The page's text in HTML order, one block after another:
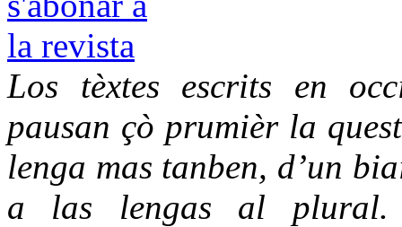
Los tèxtes escrits en
pausan çò prumièr la
lenga mas tanben, d’un
a las lengas al plural.